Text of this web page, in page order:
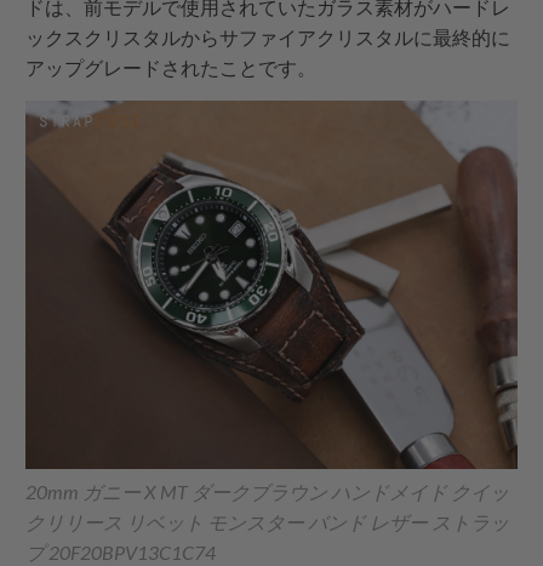
ドは、前モデルで使用されていたガラス素材がハードレ
ックスクリスタルからサファイアクリスタルに最終的に
アップグレードされたことです。
20mm ガニー X MT ダークブラウン ハンドメイド クイッ
クリリース リベット モンスター バンド レザー ストラッ
プ 20F20BPV13C1C74